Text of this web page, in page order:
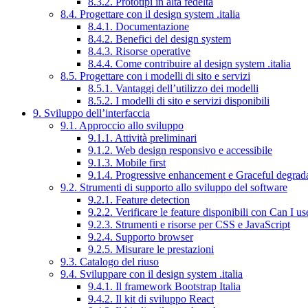
8.4. Progettare con il design system .italia
8.4.1. Documentazione
8.4.2. Benefici del design system
8.4.3. Risorse operative
8.4.4. Come contribuire al design system .italia
8.5. Progettare con i modelli di sito e servizi
8.5.1. Vantaggi dell’utilizzo dei modelli
8.5.2. I modelli di sito e servizi disponibili
9. Sviluppo dell’interfaccia
9.1. Approccio allo sviluppo
9.1.1. Attività preliminari
9.1.2. Web design responsivo e accessibile
9.1.3. Mobile first
9.1.4. Progressive enhancement e Graceful
9.2. Strumenti di supporto allo sviluppo del software
9.2.1. Feature detection
9.2.2. Verificare le feature disponibili con Can I
9.2.3. Strumenti e risorse per CSS e JavaScript
9.2.4. Supporto browser
9.2.5. Misurare le prestazioni
9.3. Catalogo del riuso
9.4. Sviluppare con il design system .italia
9.4.1. Il framework Bootstrap Italia
9.4.2. Il kit di sviluppo React